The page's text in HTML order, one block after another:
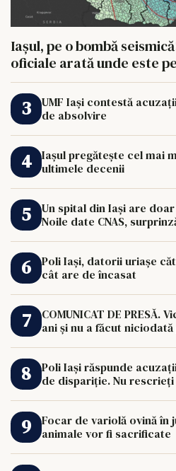
Iașul, pe o bombă
oficiale arată unde este
UMF Iași contestă
de absolvire
Iașul pregătește cel mai
ultimele decenii
Un spital din Iași are
Noile date CNAS,
Poli Iași, datorii uriașe
cât are de încasat
COMUNICAT DE PRESĂ.
ani și nu a făcut
Poli Iași răspunde
de dispariție. Nu
Focar de variolă ovină în
animale vor fi sacrificate